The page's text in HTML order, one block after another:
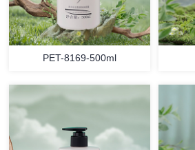
PET-8169-500ml